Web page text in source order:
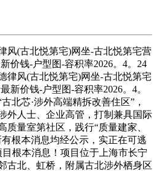
(古北悦第宅)网坐-古北悦第宅营
价钱-户型图-容积率2026。4。24
律风(古北悦第宅)网坐-古北悦第宅
新价钱-户型图-容积率2026。4。
北芯·涉外高端精拆改善住区”，
外人士、企业高管，打制兼具国际
质量室第社区，践行“质量建家、
根本消息均经公示，实正在可逃
根本消息！项目位于上海市长宁
古北、虹桥，附属古北涉外栖身区